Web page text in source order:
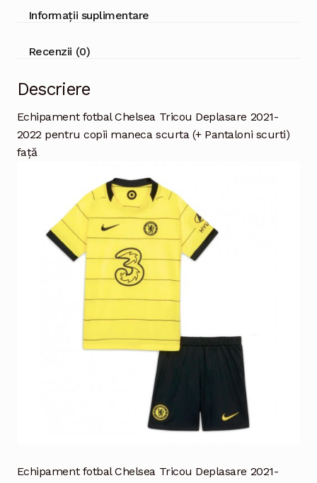
Informații suplimentare
Recenzii (0)
Descriere
Echipament fotbal Chelsea Tricou Deplasare 2021-
2022 pentru copii maneca scurta (+ Pantaloni scurti)
față
Echipament fotbal Chelsea Tricou Deplasare 2021-